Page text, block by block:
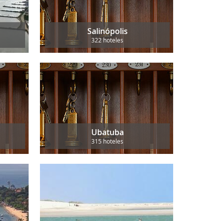
Salinópolis
322 hoteles
Ubatuba
315 hoteles